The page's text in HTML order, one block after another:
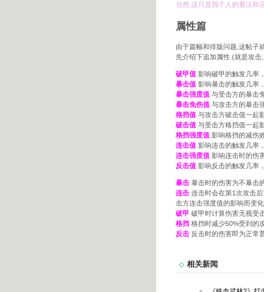
当然,这只是我个人的看法和
属性篇
由于篇幅和排版问题,这帖子
先介绍下追加属性.(就是攻
破甲值 影响破甲的触发几率
暴击值 影响暴击的触发几率
暴击强度值 与受击方的暴击
暴击免伤值 与攻击方的暴击
格挡值 与攻击方破击值一起
破击值 与受击方格挡值一起
格挡强度值 影响格挡的减伤
连击值 影响连击的触发几率
连击强度值 影响连击时的伤
反击值 影响反击的触发几率
暴击 暴击时的伤害为不暴击
连击 连击时会在第1次攻击
击方连击强度值的影响而变化
破甲 破甲时计算伤害无视受
格挡 格挡时减少50%受到的
反击 反击时的伤害即为正常
相关新闻